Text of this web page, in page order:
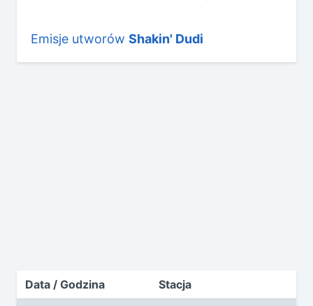
Emisje utworów Shakin' Dudi
Data / Godzina Stacja